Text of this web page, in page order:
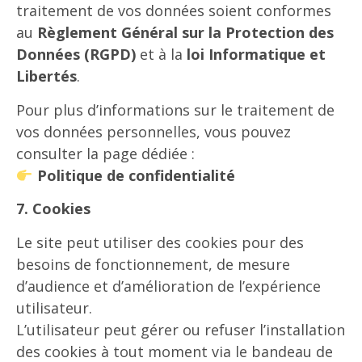
traitement de vos données soient conformes
au Règlement Général sur la Protection des
Données (RGPD) et à la loi Informatique et
Libertés.
Pour plus d’informations sur le traitement de
vos données personnelles, vous pouvez
consulter la page dédiée :
Politique de confidentialité
7. Cookies
Le site peut utiliser des cookies pour des
besoins de fonctionnement, de mesure
d’audience et d’amélioration de l’expérience
utilisateur.
L’utilisateur peut gérer ou refuser l’installation
des cookies à tout moment via le bandeau de